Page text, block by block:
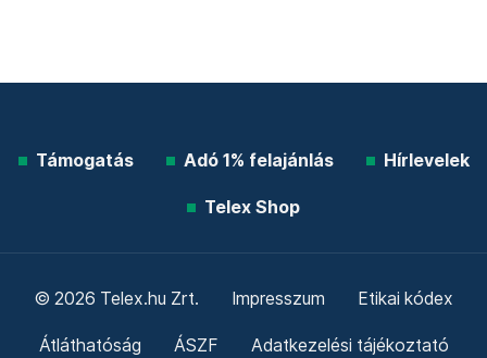
Támogatás Adó 1% felajánlás Hírlevelek
Telex Shop
© 2026 Telex.hu Zrt. Impresszum Etikai kódex
Átláthatóság ÁSZF Adatkezelési tájékoztató